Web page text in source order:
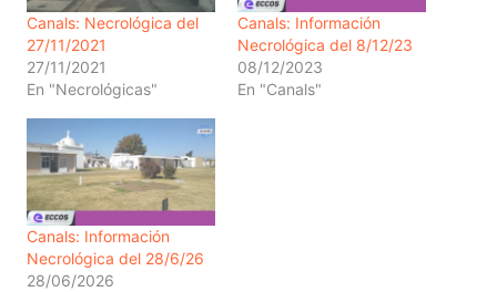
Canals: Necrológica del
27/11/2021
27/11/2021
En "Necrológicas"
Canals: Información
Necrológica del 8/12/23
08/12/2023
En "Canals"
Canals: Información
Necrológica del 28/6/26
28/06/2026